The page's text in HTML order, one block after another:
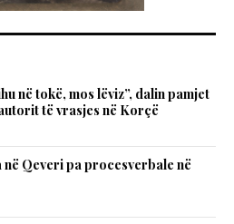
në tokë, mos lëviz”, dalin pamjet
të vrasjes në Korçë
në Qeveri pa procesverbale në